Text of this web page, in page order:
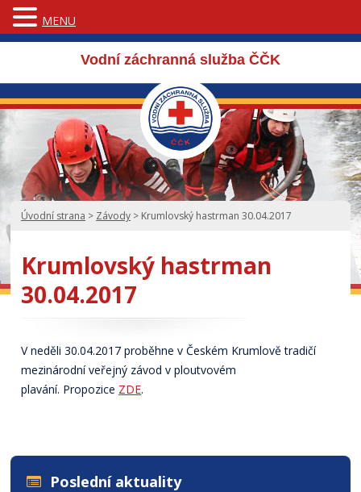
Vodní záchranná služba ČČK
Úvodní strana > Závody > Krumlovský hastrman 30.04.2017
Krumlovský hastrman
30.04.2017
V neděli 30.04.2017 proběhne v Českém Krumlově tradičí
mezinárodní veřejný závod v ploutvovém
plavání. Propozice ZDE.
Poslední aktuality
MENU